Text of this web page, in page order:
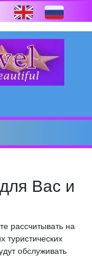
Вас и
рассчитывать на
туристических
обслуживать